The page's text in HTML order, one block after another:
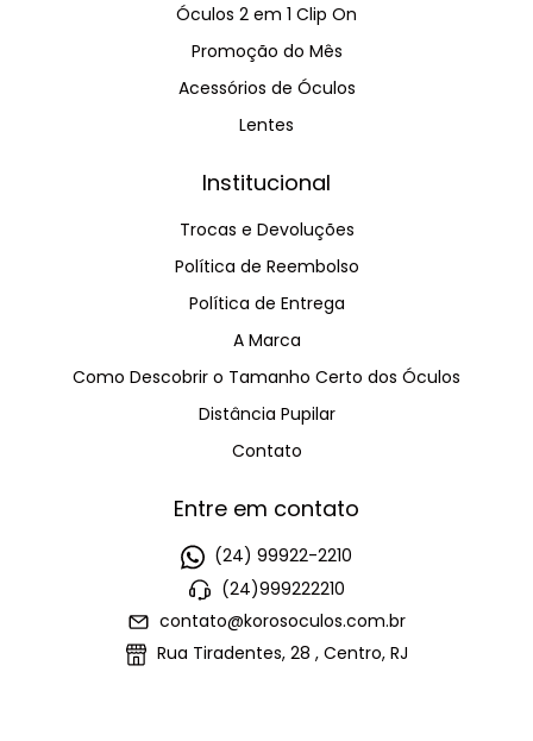
Óculos 2 em 1 Clip On
Promoção do Mês
Acessórios de Óculos
Lentes
Institucional
Trocas e Devoluções
Política de Reembolso
Política de Entrega
A Marca
Como Descobrir o Tamanho Certo dos Óculos
Distância Pupilar
Contato
Entre em contato
(24) 99922-2210
(24)999222210
contato@korosoculos.com.br
Rua Tiradentes, 28 , Centro, RJ